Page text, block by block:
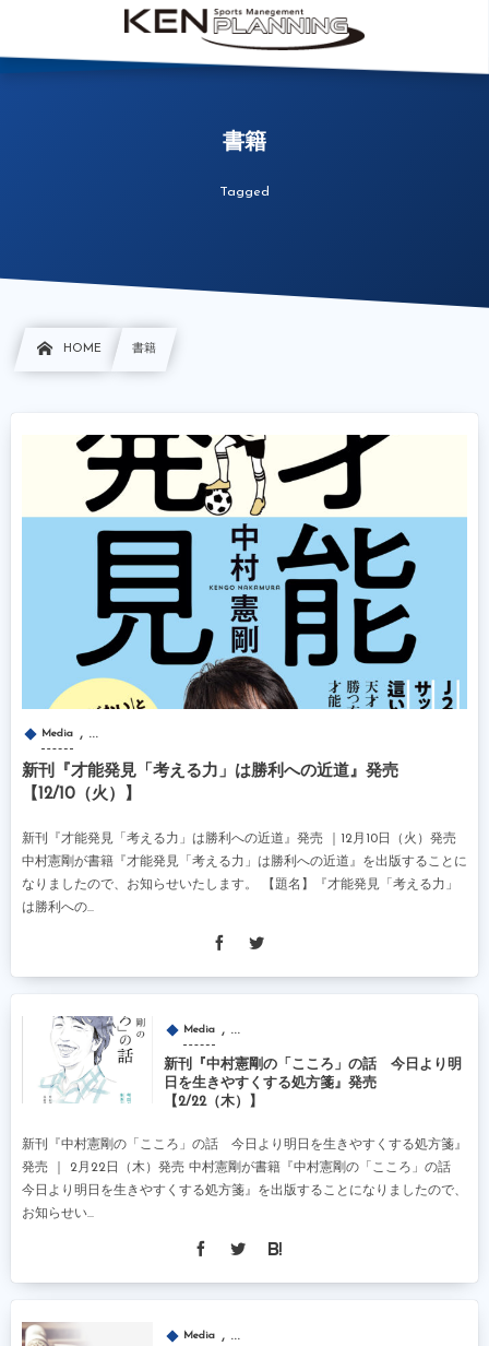
書籍
Tagged
HOME 書籍
Media , …
新刊『才能発見「考える力」は勝利への近道』発売
【12/10（火）】
新刊『才能発見「考える力」は勝利への近道』発売 ｜12月10日（火）発売
中村憲剛が書籍『才能発見「考える力」は勝利への近道』を出版することに
なりましたので、お知らせいたします。 【題名】『才能発見「考える力」
は勝利への...
Media , …
新刊『中村憲剛の「こころ」の話 今日より明
日を生きやすくする処方箋』発売
【2/22（木）】
新刊『中村憲剛の「こころ」の話 今日より明日を生きやすくする処方箋』
発売 ｜ 2月22日（木）発売 中村憲剛が書籍『中村憲剛の「こころ」の話
今日より明日を生きやすくする処方箋』を出版することになりましたので、
お知らせい...
Media , …